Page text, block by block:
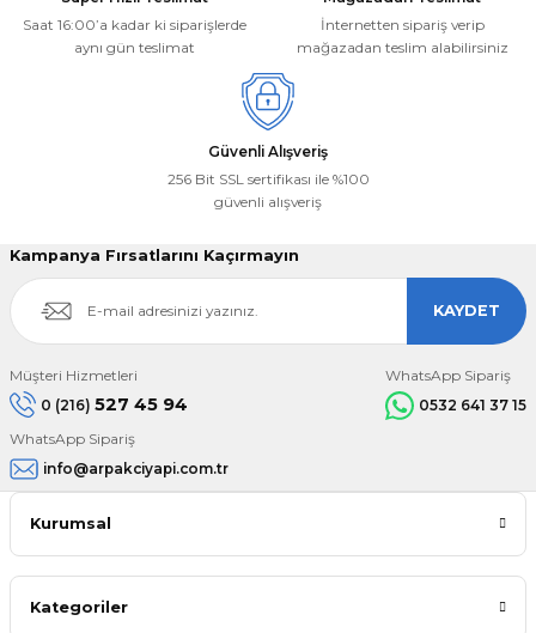
Saat 16:00’a kadar ki siparişlerde
aynı gün teslimat
İnternetten sipariş verip
mağazadan teslim alabilirsiniz
Güvenli Alışveriş
256 Bit SSL sertifikası ile %100
güvenli alışveriş
Kampanya Fırsatlarını Kaçırmayın
KAYDET
Müşteri Hizmetleri
0 (216) 527 45 94
WhatsApp Sipariş
0532 641 37 15
WhatsApp Sipariş
info@arpakciyapi.com.tr
Kurumsal
Kategoriler